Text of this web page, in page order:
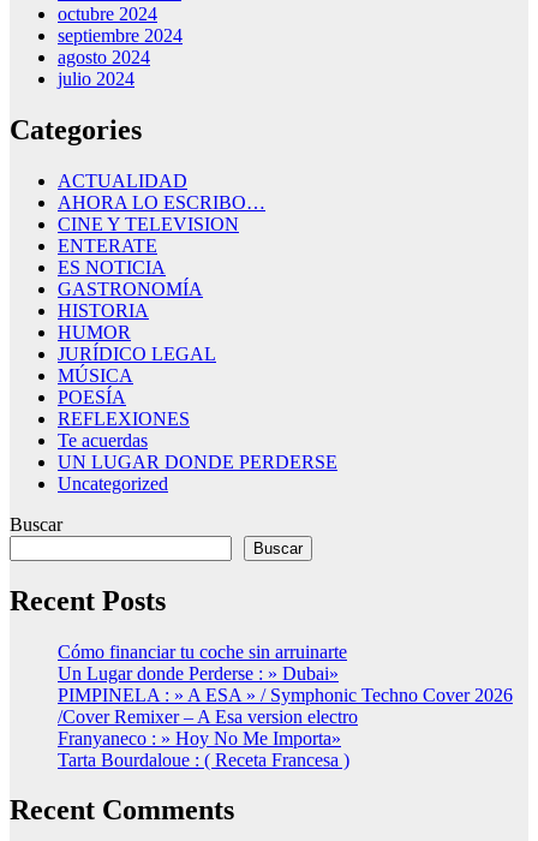
octubre 2024
septiembre 2024
agosto 2024
julio 2024
Categories
ACTUALIDAD
AHORA LO ESCRIBO…
CINE Y TELEVISION
ENTERATE
ES NOTICIA
GASTRONOMÍA
HISTORIA
HUMOR
JURÍDICO LEGAL
MÚSICA
POESÍA
REFLEXIONES
Te acuerdas
UN LUGAR DONDE PERDERSE
Uncategorized
Buscar
Buscar
Recent Posts
Cómo financiar tu coche sin arruinarte
Un Lugar donde Perderse : » Dubai»
PIMPINELA : » A ESA » / Symphonic Techno Cover 2026
/Cover Remixer – A Esa version electro
Franyaneco : » Hoy No Me Importa»
Tarta Bourdaloue : ( Receta Francesa )
Recent Comments